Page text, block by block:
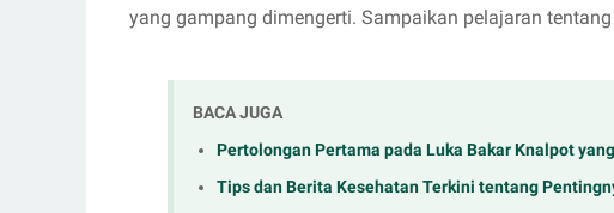
yang gampang dimengerti. Sampaikan pelajaran
BACA JUGA
Pertolongan Pertama pada Luka Bakar Knalpot
Tips dan Berita Kesehatan Terkini tentang